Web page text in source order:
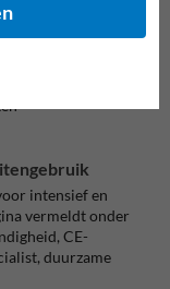
intensief en
vermeldt onder
CE-
duurzame